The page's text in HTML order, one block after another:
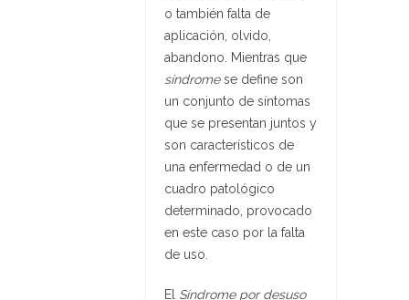
o también falta de
aplicación, olvido,
abandono. Mientras que
síndromese define son
un conjunto de síntomas
que se presentan juntos y
son característicos de
una enfermedad o de un
cuadro patológico
determinado, provocado
en este caso por la falta
de uso.
El Síndrome por desuso